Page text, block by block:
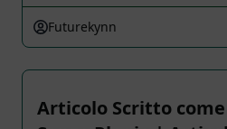
Futurekynn
Articolo Scritto